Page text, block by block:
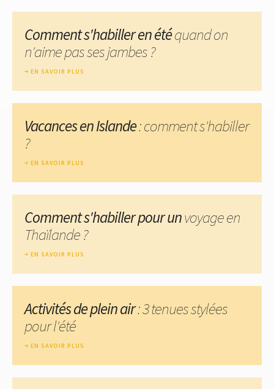
Comment s'habiller en étéquand on
n'aime pas ses jambes ?
EN SAVOIR PLUS
Vacances en Islande: comment s'habiller
?
EN SAVOIR PLUS
Comment s'habiller pour unvoyage en
Thaïlande ?
EN SAVOIR PLUS
Activités de plein air: 3 tenues stylées
pour l'été
EN SAVOIR PLUS